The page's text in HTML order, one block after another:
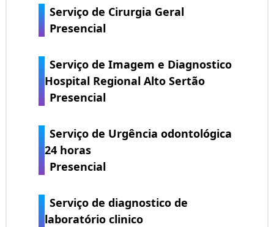
Serviço de Cirurgia Geral
Presencial
Serviço de Imagem e Diagnostico
Hospital Regional Alto Sertão
Presencial
Serviço de Urgência odontológica
24 horas
Presencial
Serviço de diagnostico de
laboratório clinico